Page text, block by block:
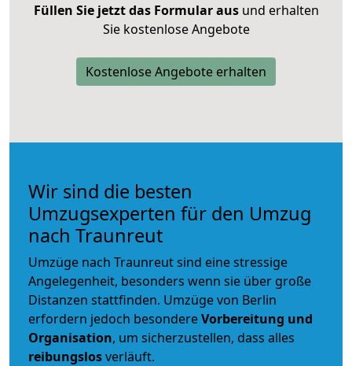
Füllen Sie jetzt das Formular ausund erhalten
Sie kostenlose Angebote
Kostenlose Angebote erhalten
Wir sind die besten
Umzugsexperten für den Umzug
nach Traunreut
Umzüge nach Traunreut sind eine stressige
Angelegenheit, besonders wenn sie über große
Distanzen stattfinden. Umzüge von Berlin
erfordern jedoch besondereVorbereitung und
Organisation, um sicherzustellen, dass alles
reibungslosverläuft.